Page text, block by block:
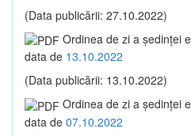
(Data publicării: 27.10.2022)
Ordinea de zi a şedinţei
data de 13.10.2022
(Data publicării: 13.10.2022)
Ordinea de zi a şedinţei
data de 07.10.2022